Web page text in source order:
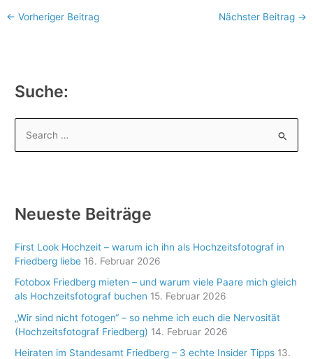
← Vorheriger Beitrag Nächster Beitrag →
Suche:
n
a
c
h
Neueste Beiträge
First Look Hochzeit – warum ich ihn als Hochzeitsfotograf in
Friedberg liebe 16. Februar 2026
Fotobox Friedberg mieten – und warum viele Paare mich gleich
als Hochzeitsfotograf buchen 15. Februar 2026
„Wir sind nicht fotogen“ – so nehme ich euch die Nervosität
(Hochzeitsfotograf Friedberg) 14. Februar 2026
Heiraten im Standesamt Friedberg – 3 echte Insider Tipps 13.